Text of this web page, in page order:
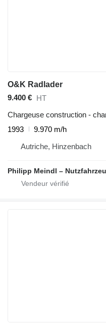
O&K Radlader
9.400 € HT
Chargeuse construction -
1993
9.970 m/h
Autriche, Hinzenbach
Philipp Meindl –